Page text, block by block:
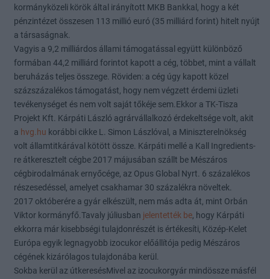
kormányközeli körök által irányított MKB Bankkal, hogy a két
pénzintézet összesen 113 millió euró (35 milliárd forint) hitelt nyújt
a társaságnak.
Vagyis a 9,2 milliárdos állami támogatással együtt különböző
formában 44,2 milliárd forintot kapott a cég, többet, mint a vállalt
beruházás teljes összege. Röviden: a cég úgy kapott közel
százszázalékos támogatást, hogy nem végzett érdemi üzleti
tevékenységet és nem volt saját tőkéje sem.Ekkor a TK-Tisza
Projekt Kft. Kárpáti László agrárvállalkozó érdekeltsége volt, akit
a hvg.hu korábbi cikke L. Simon Lászlóval, a Miniszterelnökség
volt államtitkárával kötött össze. Kárpáti mellé a Kall Ingredients-
re átkeresztelt cégbe 2017 májusában szállt be Mészáros
cégbirodalmának ernyőcége, az Opus Global Nyrt. 6 százalékos
részesedéssel, amelyet csakhamar 30 százalékra növeltek.
2017 októberére a gyár elkészült, nem más adta át, mint Orbán
Viktor kormányfő.Tavaly júliusban jelentették be, hogy Kárpáti
ekkorra már kisebbségi tulajdonrészét is értékesíti, Közép-Kelet
Európa egyik legnagyobb izocukor előállítója pedig Mészáros
cégének kizárólagos tulajdonába kerül.
Sokba kerül az útkeresésMivel az izocukorgyár mindössze másfél